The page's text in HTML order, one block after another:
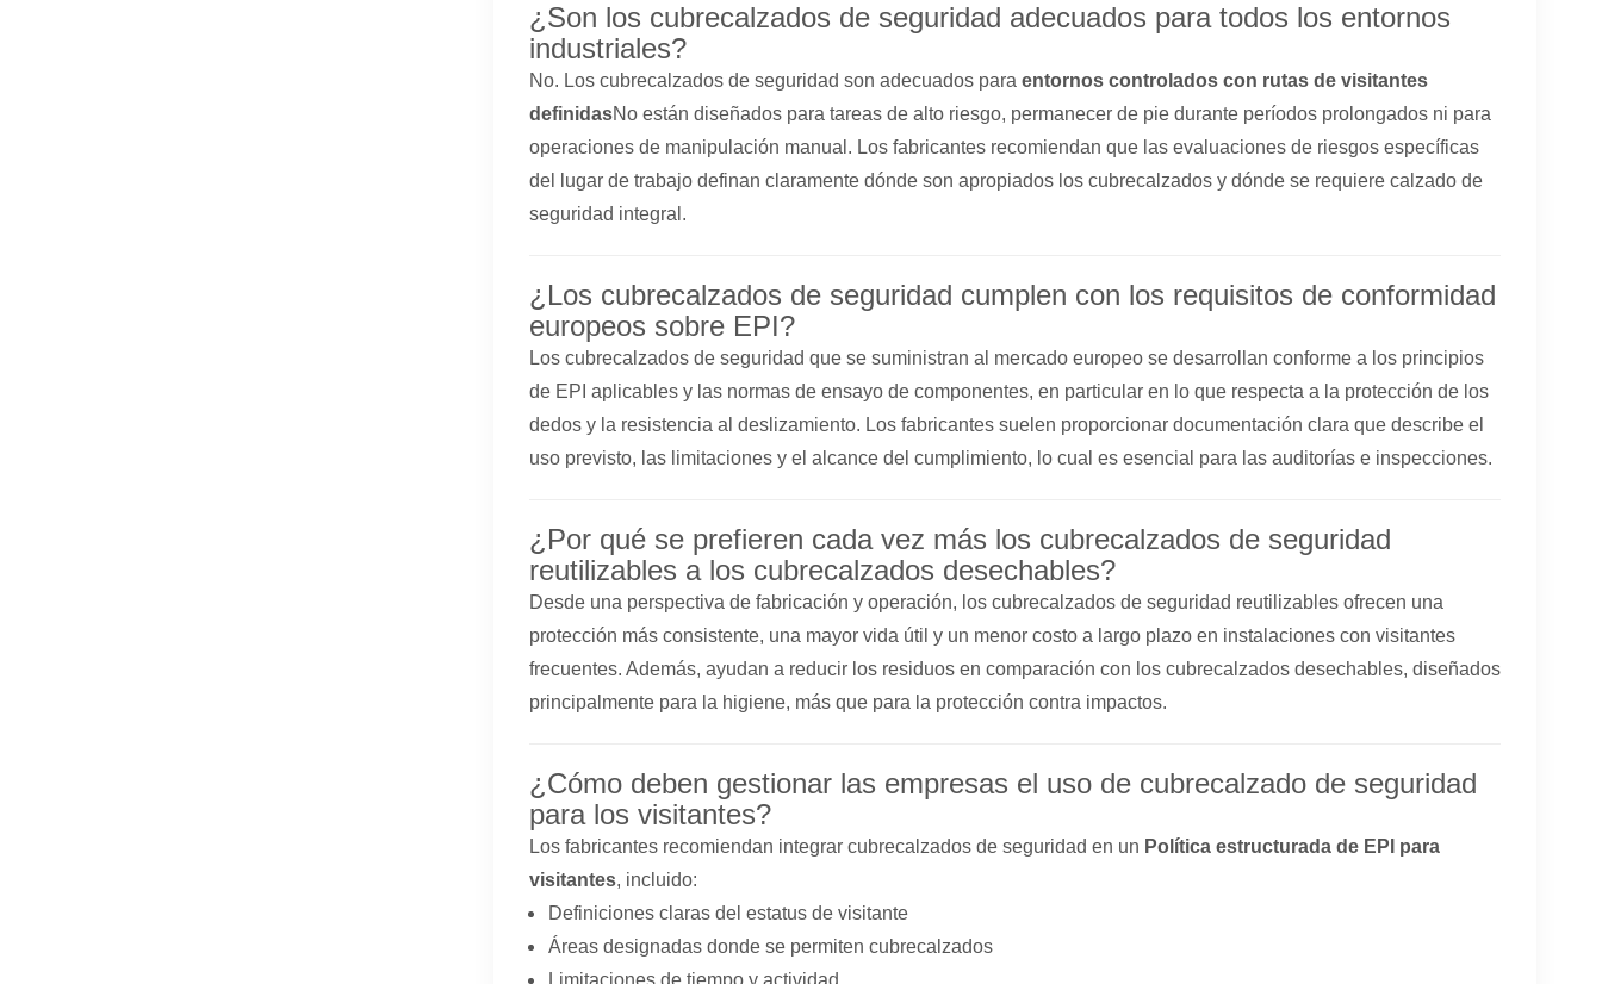
¿Son los cubrecalzados de seguridad adecuados para todos los entornos
industriales?
No. Los cubrecalzados de seguridad son adecuados para entornos controlados con rutas de visitantes
definidasNo están diseñados para tareas de alto riesgo, permanecer de pie durante períodos prolongados ni para
operaciones de manipulación manual. Los fabricantes recomiendan que las evaluaciones de riesgos específicas
del lugar de trabajo definan claramente dónde son apropiados los cubrecalzados y dónde se requiere calzado de
seguridad integral.
¿Los cubrecalzados de seguridad cumplen con los requisitos de conformidad
europeos sobre EPI?
Los cubrecalzados de seguridad que se suministran al mercado europeo se desarrollan conforme a los principios
de EPI aplicables y las normas de ensayo de componentes, en particular en lo que respecta a la protección de los
dedos y la resistencia al deslizamiento. Los fabricantes suelen proporcionar documentación clara que describe el
uso previsto, las limitaciones y el alcance del cumplimiento, lo cual es esencial para las auditorías e inspecciones.
¿Por qué se prefieren cada vez más los cubrecalzados de seguridad
reutilizables a los cubrecalzados desechables?
Desde una perspectiva de fabricación y operación, los cubrecalzados de seguridad reutilizables ofrecen una
protección más consistente, una mayor vida útil y un menor costo a largo plazo en instalaciones con visitantes
frecuentes. Además, ayudan a reducir los residuos en comparación con los cubrecalzados desechables, diseñados
principalmente para la higiene, más que para la protección contra impactos.
¿Cómo deben gestionar las empresas el uso de cubrecalzado de seguridad
para los visitantes?
Los fabricantes recomiendan integrar cubrecalzados de seguridad en un Política estructurada de EPI para
visitantes, incluido:
Definiciones claras del estatus de visitante
Áreas designadas donde se permiten cubrecalzados
Limitaciones de tiempo y actividad